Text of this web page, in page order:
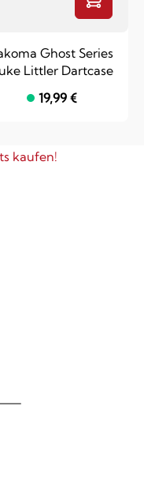
Ghost Series
Littler Dartcase
19,99 €
Jetzt